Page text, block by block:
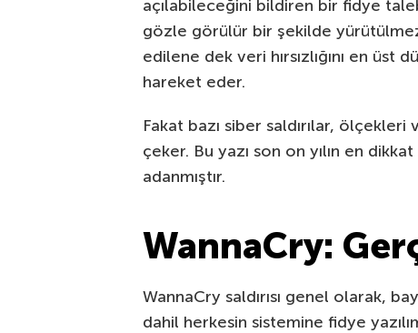
açılabileceğini bildiren bir fidye
gözle görülür bir şekilde
edilene dek veri hırsızlığını en
hareket eder.
Fakat bazı siber saldırılar,
çeker. Bu yazı son on yılın en
adanmıştır.
WannaCry:
WannaCry saldırısı genel olarak,
dahil herkesin sistemine fidye